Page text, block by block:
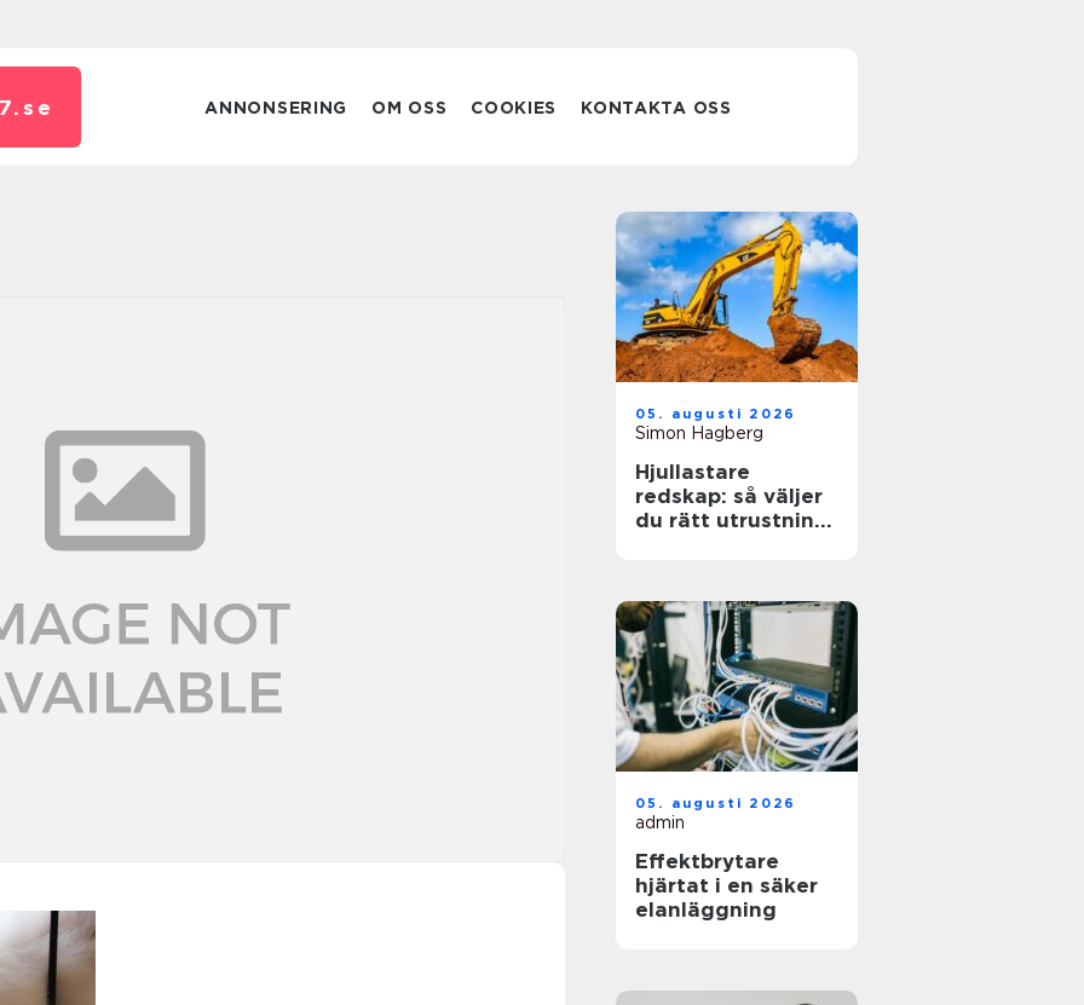
se ANNONSERING OM OSS COOKIES KONTAKTA OSS
05. augusti 2026
Simon Hagberg
Hjullastare
redskap: så väljer
du rätt utrustning
05. augusti 2026
admin
Effektbrytare
hjärtat i en säker
elanläggning